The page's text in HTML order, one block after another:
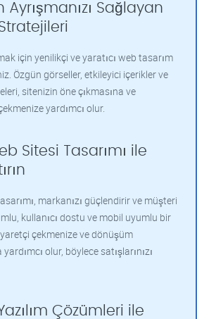
Ayrışmanızı Sağlayan
için yenilikçi ve yaratıcı web tasarım
Özgün görseller, etkileyici içerikler ve
sitenizin öne çıkmasına ve
yardımcı olur.
Sitesi Tasarımı ile
markanızı güçlendirir ve müşteri
kullanıcı dostu ve mobil uyumlu bir
çekmenize ve dönüşüm
olur, böylece satışlarınızı
Çözümleri ile